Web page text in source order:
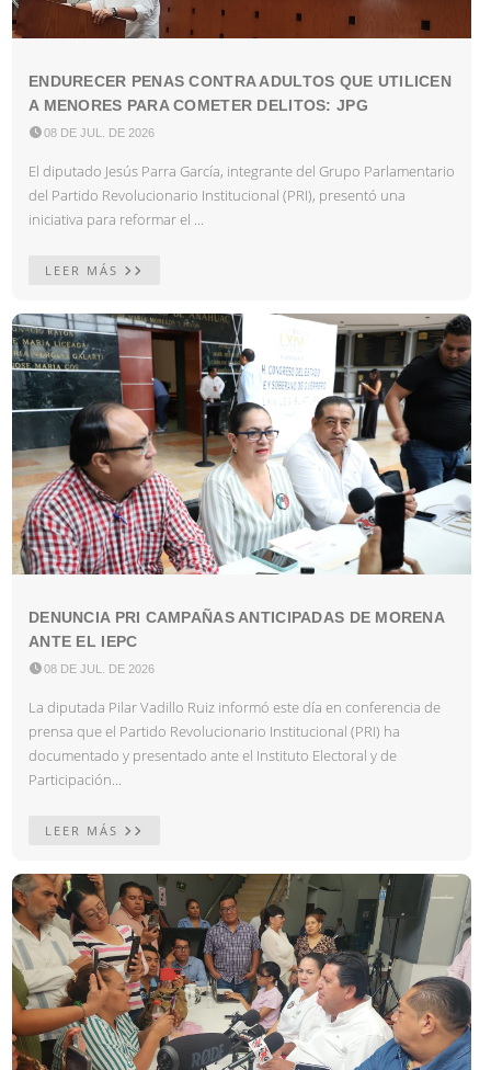
ENDURECER PENAS CONTRA ADULTOS QUE UTILICEN
A MENORES PARA COMETER DELITOS: JPG
08 DE JUL. DE 2026
El diputado Jesús Parra García, integrante del Grupo Parlamentario
del Partido Revolucionario Institucional (PRI), presentó una
iniciativa para reformar el ...
LEER MÁS
DENUNCIA PRI CAMPAÑAS ANTICIPADAS DE MORENA
ANTE EL IEPC
08 DE JUL. DE 2026
La diputada Pilar Vadillo Ruiz informó este día en conferencia de
prensa que el Partido Revolucionario Institucional (PRI) ha
documentado y presentado ante el Instituto Electoral y de
Participación...
LEER MÁS